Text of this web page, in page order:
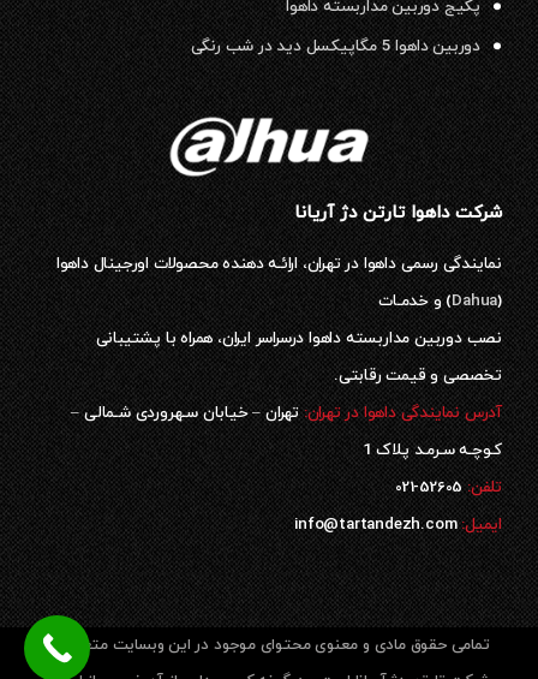
پکیج دوربین مداربسته داهوا
دوربین داهوا 5 مگاپیکسل دید در شب رنگی
شرکت داهوا تارتن دژ آریانا
نمایندگی رسمی داهوا در تهران، ارائـه دهنده محصولات اورجینال داهوا
(
Dahua) و خدمـات
نصب دوربین مداربسته داهوا درسراسر ایران، همراه با پشتیبانی
تخصصی و قیمت رقابتی.
آدرس نمایندگی داهوا در تهران:تهران – خیابان سـهروردی شـمالی –
کـوچـه سـرمـد پلاک 1
تلفن:52605-021
ایمیل:info@tartandezh.com
تمامی حقوق مادی و معنوی محتوای موجود در این وبسایت متعلق به